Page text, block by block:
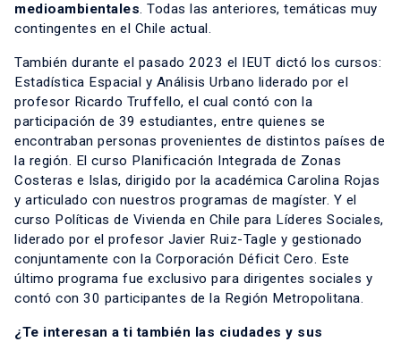
medioambientales. Todas las anteriores, temáticas muy
contingentes en el Chile actual.
También durante el pasado 2023 el IEUT dictó los cursos:
Estadística Espacial y Análisis Urbano liderado por el
profesor Ricardo Truffello, el cual contó con la
participación de 39 estudiantes, entre quienes se
encontraban personas provenientes de distintos países de
la región. El curso Planificación Integrada de Zonas
Costeras e Islas, dirigido por la académica Carolina Rojas
y articulado con nuestros programas de magíster. Y el
curso Políticas de Vivienda en Chile para Líderes Sociales,
liderado por el profesor Javier Ruiz-Tagle y gestionado
conjuntamente con la Corporación Déficit Cero. Este
último programa fue exclusivo para dirigentes sociales y
contó con 30 participantes de la Región Metropolitana.
¿Te interesan a ti también las ciudades y sus